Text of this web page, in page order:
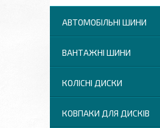
АВТОМОБІЛЬНІ ШИНИ
ВАНТАЖНІ ШИНИ
КОЛІСНІ ДИСКИ
КОВПАКИ ДЛЯ ДИСКІВ